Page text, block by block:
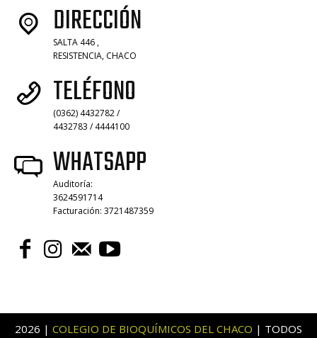
DIRECCIÓN
SALTA 446 ,
RESISTENCIA, CHACO
TELÉFONO
(0362) 4432782 /
4432783 / 4444100
WHATSAPP
Auditoría:
3624591714
Facturación: 3721487359
2026 | COLEGIO DE BIOQUÍMICOS DEL CHACO | TODOS